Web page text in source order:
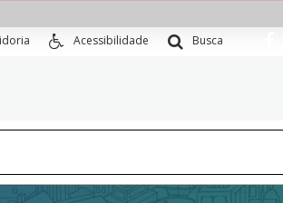
Busca
Acessibilidade